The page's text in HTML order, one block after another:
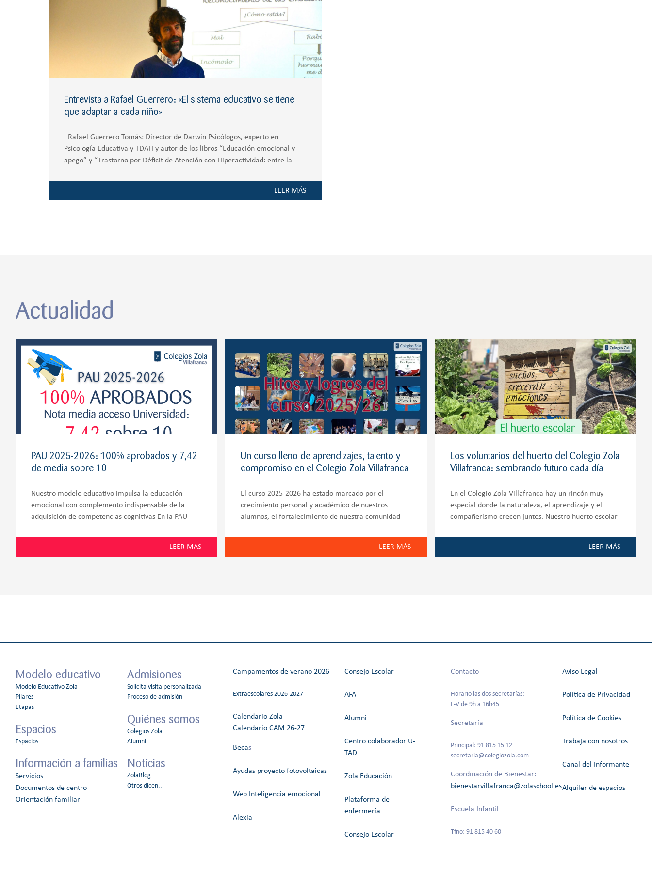
Entrevista a Rafael Guerrero: «El sistema educativo se tiene
que adaptar a cada niño»
Rafael Guerrero Tomás: Director de Darwin Psicólogos, experto en
Psicología Educativa y TDAH y autor de los libros “Educación emocional y
apego” y “Trastorno por Déficit de Atención con Hiperactividad: entre la
LEER MÁS
Actualidad
PAU 2025-2026: 100% aprobados y 7,42
de media sobre 10
Nuestro modelo educativo impulsa la educación
emocional con complemento indispensable de la
adquisición de competencias cognitivas En la PAU
LEER MÁS
Un curso lleno de aprendizajes, talento y
compromiso en el Colegio Zola Villafranca
El curso 2025-2026 ha estado marcado por el
crecimiento personal y académico de nuestros
alumnos, el fortalecimiento de nuestra comunidad
LEER MÁS
Los voluntarios del huerto del Colegio Zola
Villafranca: sembrando futuro cada día
En el Colegio Zola Villafranca hay un rincón muy
especial donde la naturaleza, el aprendizaje y el
compañerismo crecen juntos. Nuestro huerto escolar
LEER MÁS
Modelo educativo
Modelo Educativo Zola
Pilares
Etapas
Espacios
Espacios
Información a familias
Servicios
Documentos de centro
Orientación familiar
Admisiones
Solicita visita personalizada
Proceso de admisión
Quiénes somos
Colegios Zola
Alumni
Noticias
ZolaBlog
Otros dicen...
Campamentos de verano 2026
Extraescolares 2026-2027
Calendario Zola
Calendario CAM 26-27
Becas
Ayudas proyecto fotovoltaicas
Web Inteligencia emocional
Alexia
Consejo Escolar
AFA
Alumni
Centro colaborador U-
TAD
Zola Educación
Plataforma de
enfermería
Consejo Escolar
Contacto
Horario las dos secretarías:
L-V de 9h a 16h45
Secretaría
Principal: 91 815 15 12
secretaria@colegiozola.com
Coordinación de Bienestar:
bienestarvillafranca@zolaschool.es
Escuela Infantil
Tfno: 91 815 40 60
Aviso Legal
Política de Privacidad
Política de Cookies
Trabaja con nosotros
Canal del Informante
Alquiler de espacios